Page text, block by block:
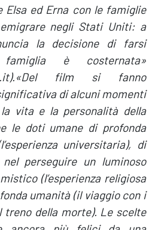
Elsa ed Erna con le famiglie
negli Stati Uniti: a
la decisione di farsi
è costernata»
«Del film si fanno
di alcuni momenti
vita e la personalità della
le doti umane di profonda
universitaria), di
perseguire un luminoso
(l’esperienza religiosa
umanità (il viaggio con i
della morte). Le scelte